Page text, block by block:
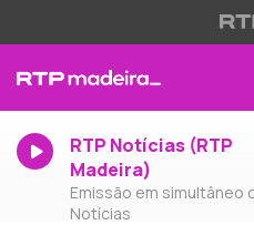
RTP Notícias (RTP
Madeira)
Emissão em simultâneo
Notícias